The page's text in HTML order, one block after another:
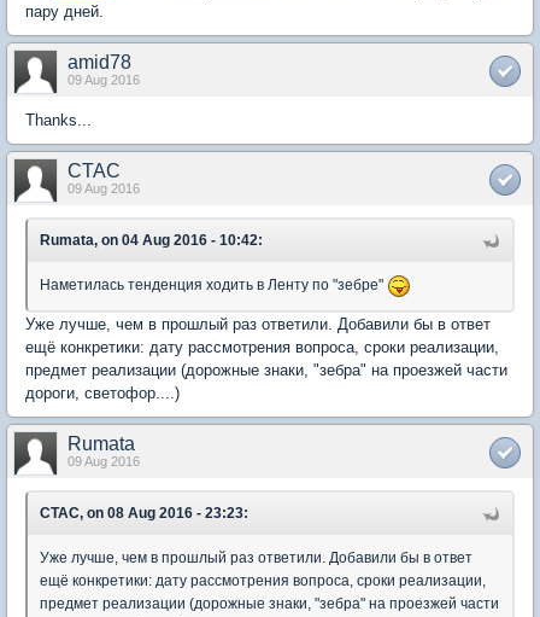
пару дней.
amid78
09 Aug 2016
Thanks...
CTAC
09 Aug 2016
Rumata, on 04 Aug 2016 - 10:42:
Наметилась тенденция ходить в Ленту по "зебре"
Уже лучше, чем в прошлый раз ответили. Добавили бы в ответ
ещё конкретики: дату рассмотрения вопроса, сроки реализации,
предмет реализации (дорожные знаки, "зебра" на проезжей части
дороги, светофор....)
Rumata
09 Aug 2016
CTAC, on 08 Aug 2016 - 23:23:
Уже лучше, чем в прошлый раз ответили. Добавили бы в ответ
ещё конкретики: дату рассмотрения вопроса, сроки реализации,
предмет реализации (дорожные знаки, "зебра" на проезжей части